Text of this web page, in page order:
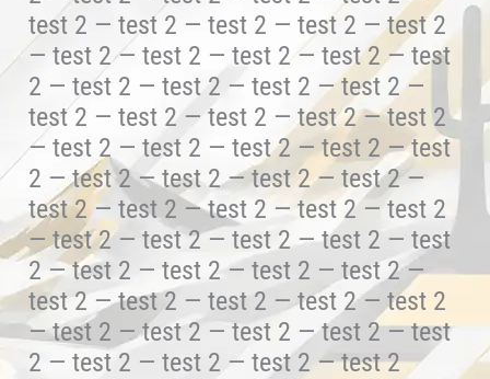
test 2 — test 2 — test 2 — test 2 — test 2
— test 2 — test 2 — test 2 — test 2 — test
2 — test 2 — test 2 — test 2 — test 2 —
test 2 — test 2 — test 2 — test 2 — test 2
— test 2 — test 2 — test 2 — test 2 — test
2 — test 2 — test 2 — test 2 — test 2 —
test 2 — test 2 — test 2 — test 2 — test 2
— test 2 — test 2 — test 2 — test 2 — test
2 — test 2 — test 2 — test 2 — test 2 —
test 2 — test 2 — test 2 — test 2 — test 2
— test 2 — test 2 — test 2 — test 2 — test
2 — test 2 — test 2 — test 2 — test 2